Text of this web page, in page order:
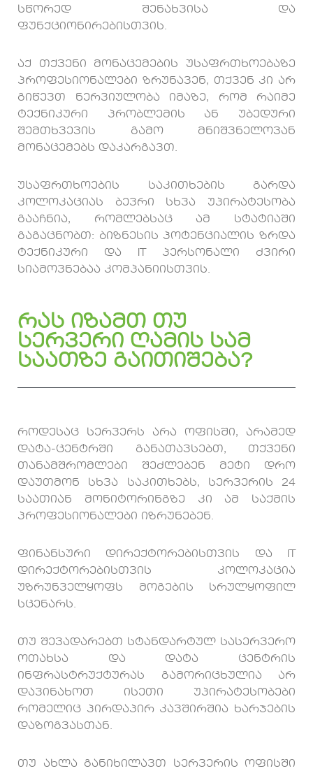
სწორედ შენახვისა და
ფუნქციონირებისთვის.
აქ თქვენი მონაცემების უსაფრთხოებაზე
პროფესიონალები ზრუნავენ, თქვენ კი არ
გიწევთ ნერვიულობა იმაზე, რომ რაიმე
ტექნიკური პრობლემის ან უბედური
შემთხვევის გამო მნიშვნელოვან
მონაცემებს დაკარგავთ.
უსაფრთხოების საკითხების გარდა
კოლოკაციას ბევრი სხვა უპირატესობა
გააჩნია, რომლებსაც ამ სტატიაში
გაგაცნობთ: ბიზნესის პოტენციალის ზრდა
ტექნიკური და IT პერსონალი ძვირი
სიამოვნებაა კომპანიისთვის.
რას იზამთ თუ
სერვერი ღამის სამ
საათზე გაითიშება?
როდესაც სერვერს არა ოფისში, არამედ
დატა-ცენტრში განათავსებთ, თქვენი
თანამშრომლები შეძლებენ მეტი დრო
დაუთმონ სხვა საკითხებს, სერვერის 24
საათიან მონიტორინგზე კი ამ საქმის
პროფესიონალები იზრუნებენ.
ფინანსური დირექტორებისთვის და IT
დირექტორებისთვის კოლოკაცია
უზრუნველყოფს მოგების სრულყოფილ
სცენარს.
თუ შევადარებთ სტანდარტულ სასერვერო
ოთახსა და დატა ცენტრის
ინფრასტრუქტურას გამორიცხულია არ
დავინახოთ ისეთი უპირატესობები
რომელიც პირდაპირ კავშირშია ხარჯების
დაზოგვასთან.
თუ ახლა განიხილავთ სერვერის ოფისში